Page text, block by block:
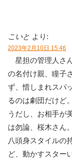
こいと より:
2023年2月10日 15:46
星担の管理人さ
の名付け親、瞳子
ず、惜しまれスパ
るのは劇団だけど
うだし、お相手が
は勿論、桜木さん
八頭身スタイルの
ど、動かすスター